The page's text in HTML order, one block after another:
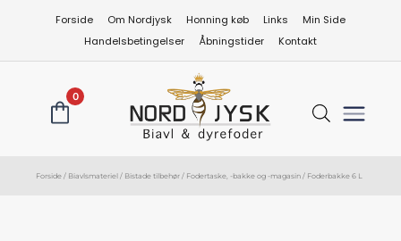
Forside Om Nordjysk Honning køb Links
Min Side
Handelsbetingelser
Åbningstider Kontakt
0
Forside / Biavlsmateriel / Bistade tilbehør / Fodertaske, -bakke og -magasin / Foderbakke 6 L